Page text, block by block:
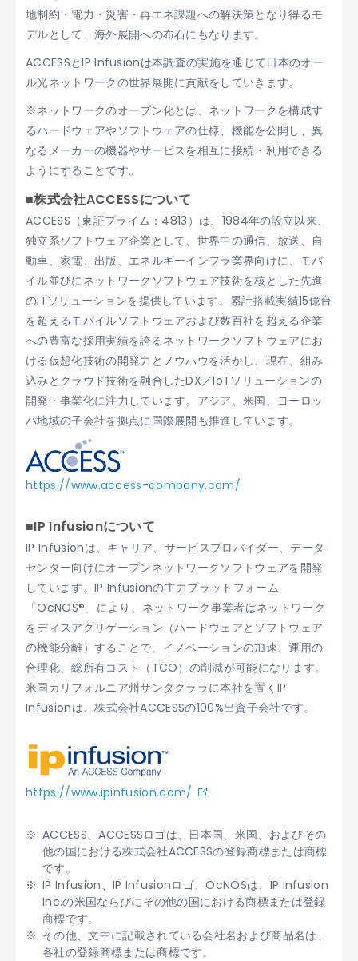
地制約・電力・災害・再エネ課題への解決策となり得るモ
デルとして、海外展開への布石にもなります。
ACCESSとIP Infusionは本調査の実施を通じて日本のオー
ル光ネットワークの世界展開に貢献をしていきます。
※ネットワークのオープン化とは、ネットワークを構成す
るハードウェアやソフトウェアの仕様、機能を公開し、異
なるメーカーの機器やサービスを相互に接続・利用できる
ようにすることです。
■株式会社ACCESSについて
ACCESS（東証プライム：4813）は、1984年の設立以来、
独立系ソフトウェア企業として、世界中の通信、放送、自
動車、家電、出版、エネルギーインフラ業界向けに、モバ
イル並びにネットワークソフトウェア技術を核とした先進
のITソリューションを提供しています。累計搭載実績15億台
を超えるモバイルソフトウェアおよび数百社を超える企業
への豊富な採用実績を誇るネットワークソフトウェアにお
ける仮想化技術の開発力とノウハウを活かし、現在、組み
込みとクラウド技術を融合したDX／IoTソリューションの
開発・事業化に注力しています。アジア、米国、ヨーロッ
パ地域の子会社を拠点に国際展開も推進しています。
https://www.access-company.com/
■IP Infusionについて
IP Infusionは、キャリア、サービスプロバイダー、データ
センター向けにオープンネットワークソフトウェアを開発
しています。IP Infusionの主力プラットフォーム
「OcNOS®」により、ネットワーク事業者はネットワーク
をディスアグリゲーション（ハードウェアとソフトウェア
の機能分離）することで、イノベーションの加速、運用の
合理化、総所有コスト（TCO）の削減が可能になります。
米国カリフォルニア州サンタクララに本社を置くIP
Infusionは、株式会社ACCESSの100%出資子会社です。
https://www.ipinfusion.com/
ACCESS、ACCESSロゴは、日本国、米国、およびその
他の国における株式会社ACCESSの登録商標または商標
です。
IP Infusion、IP Infusionロゴ、OcNOSは、IP Infusion
Inc.の米国ならびにその他の国における商標または登録
商標です。
その他、文中に記載されている会社名および商品名は、
各社の登録商標または商標です。